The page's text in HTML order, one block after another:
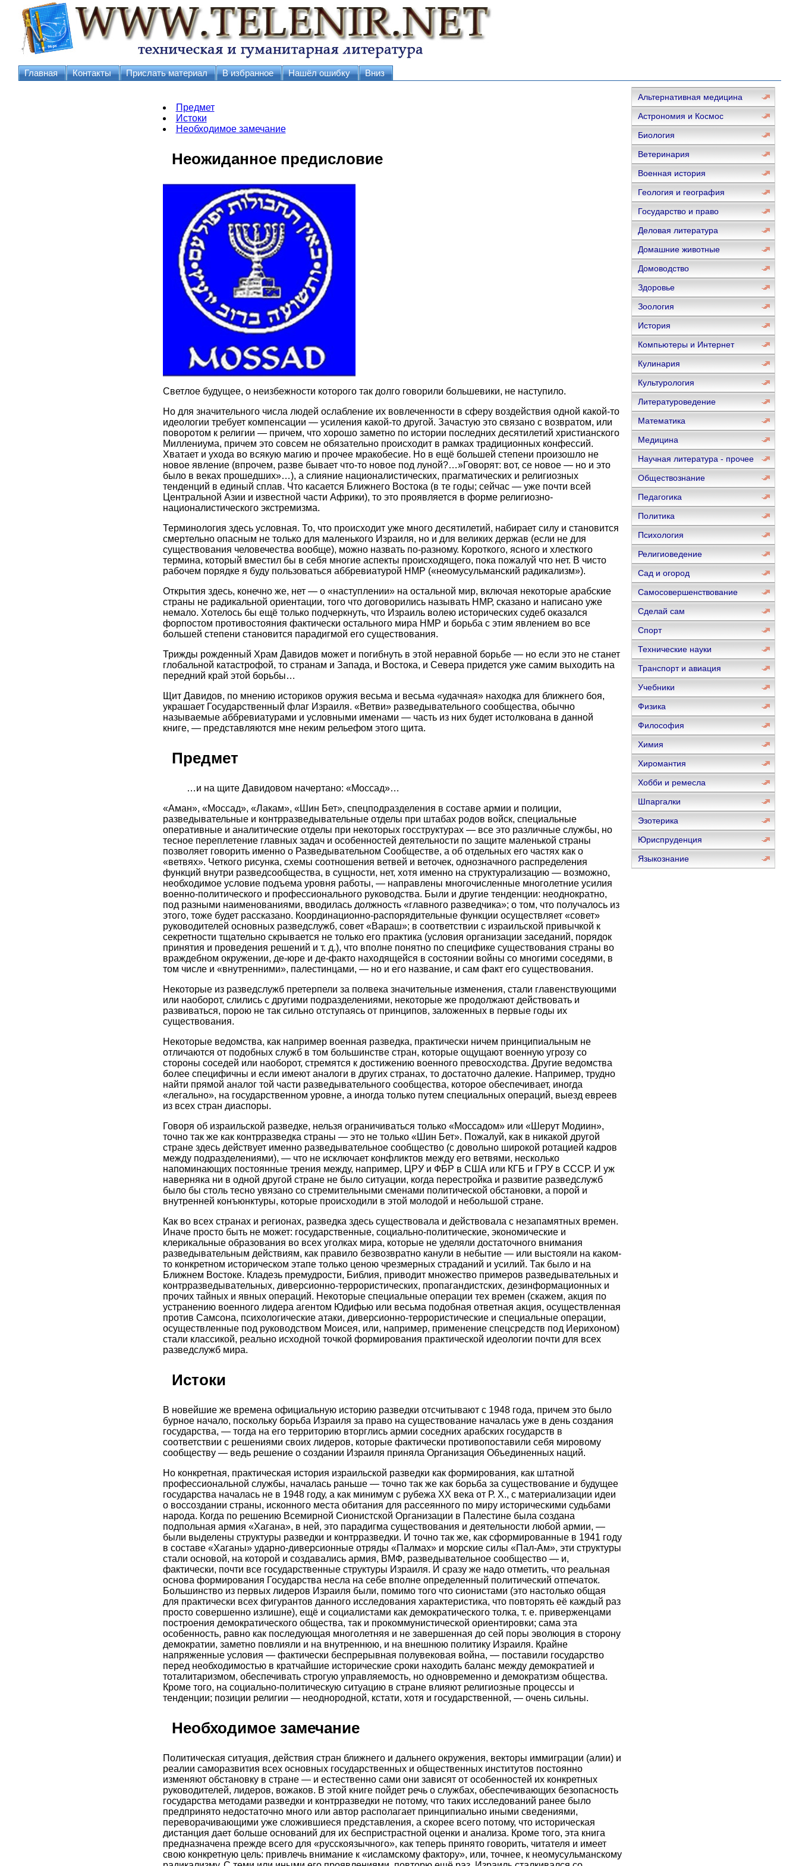
Главная Контакты Прислать материал В избранное Нашёл ошибку Вниз
Предмет
Истоки
Необходимое замечание
Неожиданное предисловие
Светлое будущее, о неизбежности которого так долго говорили большевики, не наступило.
Но для значительного числа людей ослабление их вовлеченности в сферу воздействия одной какой-то
идеологии требует компенсации — усиления какой-то другой. Зачастую это связано с возвратом, или
поворотом к религии — причем, что хорошо заметно по истории последних десятилетий христианского
Миллениума, причем это совсем не обязательно происходит в рамках традиционных конфессий.
Хватает и ухода во всякую магию и прочее мракобесие. Но в ещё большей степени произошло не
новое явление (впрочем, разве бывает что-то новое под луной?…»Говорят: вот, се новое — но и это
было в веках прошедших»…), а слияние националистических, прагматических и религиозных
тенденций в единый сплав. Что касается Ближнего Востока (в те годы; сейчас — уже почти всей
Центральной Азии и известной части Африки), то это проявляется в форме религиозно-
националистического экстремизма.
Терминология здесь условная. То, что происходит уже много десятилетий, набирает силу и становится
смертельно опасным не только для маленького Израиля, но и для великих держав (если не для
существования человечества вообще), можно назвать по-разному. Короткого, ясного и хлесткого
термина, который вместил бы в себя многие аспекты происходящего, пока пожалуй что нет. В чисто
рабочем порядке я буду пользоваться аббревиатурой НМР («неомусульманский радикализм»).
Открытия здесь, конечно же, нет — о «наступлении» на остальной мир, включая некоторые арабские
страны не радикальной ориентации, того что договорились называть НМР, сказано и написано уже
немало. Хотелось бы ещё только подчеркнуть, что Израиль волею исторических судеб оказался
форпостом противостояния фактически остального мира НМР и борьба с этим явлением во все
большей степени становится парадигмой его существования.
Трижды рожденный Храм Давидов может и погибнуть в этой неравной борьбе — но если это не станет
глобальной катастрофой, то странам и Запада, и Востока, и Севера придется уже самим выходить на
передний край этой борьбы…
Щит Давидов, по мнению историков оружия весьма и весьма «удачная» находка для ближнего боя,
украшает Государственный флаг Израиля. «Ветви» разведывательного сообщества, обычно
называемые аббревиатурами и условными именами — часть из них будет истолкована в данной
книге, — представляются мне неким рельефом этого щита.
Предмет
…и на щите Давидовом начертано: «Моссад»…
«Аман», «Моссад», «Лакам», «Шин Бет», спецподразделения в составе армии и полиции,
разведывательные и контрразведывательные отделы при штабах родов войск, специальные
оперативные и аналитические отделы при некоторых госструктурах — все это различные службы, но
тесное переплетение главных задач и особенностей деятельности по защите маленькой страны
позволяет говорить именно о Разведывательном Сообществе, а об отдельных его частях как о
«ветвях». Четкого рисунка, схемы соотношения ветвей и веточек, однозначного распределения
функций внутри разведсообщества, в сущности, нет, хотя именно на структурализацию — возможно,
необходимое условие подъема уровня работы, — направлены многочисленные многолетние усилия
военно-политического и профессионального руководства. Были и другие тенденции: неоднократно,
под разными наименованиями, вводилась должность «главного разведчика»; о том, что получалось из
этого, тоже будет рассказано. Координационно-распорядительные функции осуществляет «совет»
руководителей основных разведслужб, совет «Вараш»; в соответствии с израильской привычкой к
секретности тщательно скрывается не только его практика (условия организации заседаний, порядок
принятия и проведения решений и т. д.), что вполне понятно по специфике существования страны во
враждебном окружении, де-юре и де-факто находящейся в состоянии войны со многими соседями, в
том числе и «внутренними», палестинцами, — но и его название, и сам факт его существования.
Некоторые из разведслужб претерпели за полвека значительные изменения, стали главенствующими
или наоборот, слились с другими подразделениями, некоторые же продолжают действовать и
развиваться, порою не так сильно отступаясь от принципов, заложенных в первые годы их
существования.
Некоторые ведомства, как например военная разведка, практически ничем принципиальным не
отличаются от подобных служб в том большинстве стран, которые ощущают военную угрозу со
стороны соседей или наоборот, стремятся к достижению военного превосходства. Другие ведомства
более специфичны и если имеют аналоги в других странах, то достаточно далекие. Например, трудно
найти прямой аналог той части разведывательного сообщества, которое обеспечивает, иногда
«легально», на государственном уровне, а иногда только путем специальных операций, выезд евреев
из всех стран диаспоры.
Говоря об израильской разведке, нельзя ограничиваться только «Моссадом» или «Шерут Модиин»,
точно так же как контрразведка страны — это не только «Шин Бет». Пожалуй, как в никакой другой
стране здесь действует именно разведывательное сообщество (с довольно широкой ротацией кадров
между подразделениями), — что не исключает конфликтов между его ветвями, несколько
напоминающих постоянные трения между, например, ЦРУ и ФБР в США или КГБ и ГРУ в СССР. И уж
наверняка ни в одной другой стране не было ситуации, когда перестройка и развитие разведслужб
было бы столь тесно увязано со стремительными сменами политической обстановки, а порой и
внутренней конъюнктуры, которые происходили в этой молодой и небольшой стране.
Как во всех странах и регионах, разведка здесь существовала и действовала с незапамятных времен.
Иначе просто быть не может: государственные, социально-политические, экономические и
клерикальные образования во всех уголках мира, которые не уделяли достаточного внимания
разведывательным действиям, как правило безвозвратно канули в небытие — или выстояли на каком-
то конкретном историческом этапе только ценою чрезмерных страданий и усилий. Так было и на
Ближнем Востоке. Кладезь премудрости, Библия, приводит множество примеров разведывательных и
контрразведывательных, диверсионно-террористических, пропагандистских, дезинформационных и
прочих тайных и явных операций. Некоторые специальные операции тех времен (скажем, акция по
устранению военного лидера агентом Юдифью или весьма подобная ответная акция, осуществленная
против Самсона, психологические атаки, диверсионно-террористические и специальные операции,
осуществленные под руководством Моисея, или, например, применение спецсредств под Иерихоном)
стали классикой, реально исходной точкой формирования практической идеологии почти для всех
разведслужб мира.
Истоки
В новейшие же времена официальную историю разведки отсчитывают с 1948 года, причем это было
бурное начало, поскольку борьба Израиля за право на существование началась уже в день создания
государства, — тогда на его территорию вторглись армии соседних арабских государств в
соответствии с решениями своих лидеров, которые фактически противопоставили себя мировому
сообществу — ведь решение о создании Израиля приняла Организация Объединенных наций.
Но конкретная, практическая история израильской разведки как формирования, как штатной
профессиональной службы, началась раньше — точно так же как борьба за существование и будущее
государства началась не в 1948 году, а как минимум с рубежа ХХ века от Р. Х., с материализации идеи
о воссоздании страны, исконного места обитания для рассеянного по миру историческими судьбами
народа. Когда по решению Всемирной Сионистской Организации в Палестине была создана
подпольная армия «Хагана», в ней, это парадигма существования и деятельности любой армии, —
были выделены структуры разведки и контрразведки. И точно так же, как сформированные в 1941 году
в составе «Хаганы» ударно-диверсионные отряды «Палмах» и морские силы «Пал-Ам», эти структуры
стали основой, на которой и создавались армия, ВМФ, разведывательное сообщество — и,
фактически, почти все государственные структуры Израиля. И сразу же надо отметить, что реальная
основа формирования Государства несла на себе вполне определенный политический отпечаток.
Большинство из первых лидеров Израиля были, помимо того что сионистами (это настолько общая
для практически всех фигурантов данного исследования характеристика, что повторять её каждый раз
просто совершенно излишне), ещё и социалистами как демократического толка, т. е. приверженцами
построения демократического общества, так и прокоммунистической ориентировки; сама эта
особенность, равно как последующая многолетняя и не завершенная до сей поры эволюция в сторону
демократии, заметно повлияли и на внутреннюю, и на внешнюю политику Израиля. Крайне
напряженные условия — фактически беспрерывная полувековая война, — поставили государство
перед необходимостью в кратчайшие исторические сроки находить баланс между демократией и
тоталитаризмом, обеспечивать строгую управляемость, но одновременно и демократизм общества.
Кроме того, на социально-политическую ситуацию в стране влияют религиозные процессы и
тенденции; позиции религии — неоднородной, кстати, хотя и государственной, — очень сильны.
Необходимое замечание
Политическая ситуация, действия стран ближнего и дальнего окружения, векторы иммиграции (алии) и
реалии саморазвития всех основных государственных и общественных институтов постоянно
изменяют обстановку в стране — и естественно сами они зависят от особенностей их конкретных
руководителей, лидеров, вожаков. В этой книге пойдет речь о службах, обеспечивающих безопасность
государства методами разведки и контрразведки не потому, что таких исследований ранее было
предпринято недостаточно много или автор располагает принципиально иными сведениями,
переворачивающими уже сложившиеся представления, а скорее всего потому, что историческая
дистанция дает больше оснований для их беспристрастной оценки и анализа. Кроме того, эта книга
предназначена прежде всего для «русскоязычного», как теперь принято говорить, читателя и имеет
свою конкретную цель: привлечь внимание к «исламскому фактору», или, точнее, к неомусульманскому
Альтернативная медицина
Астрономия и Космос
Биология
Ветеринария
Военная история
Геология и география
Государство и право
Деловая литература
Домашние животные
Домоводство
Здоровье
Зоология
История
Компьютеры и Интернет
Кулинария
Культурология
Литературоведение
Математика
Медицина
Научная литература - прочее
Обществознание
Педагогика
Политика
Психология
Религиоведение
Сад и огород
Самосовершенствование
Сделай сам
Спорт
Технические науки
Транспорт и авиация
Учебники
Физика
Философия
Химия
Хиромантия
Хобби и ремесла
Шпаргалки
Эзотерика
Юриспруденция
Языкознание